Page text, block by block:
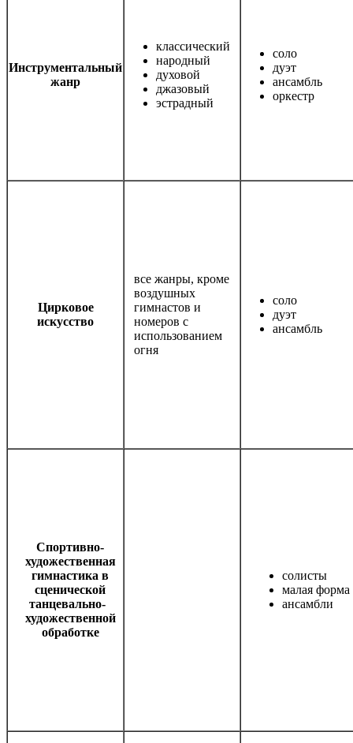
Инструментальный
жанр
классический
народный
духовой
джазовый
эстрадный
соло
дуэт
ансамбль
оркестр
Цирковое
искусство
все жанры, кроме
воздушных
гимнастов и
номеров с
использованием
огня
соло
дуэт
ансамбль
Спортивно-
художественная
гимнастика в
сценической
танцевально-
художественной
обработке
солисты
малая форма
ансамбли